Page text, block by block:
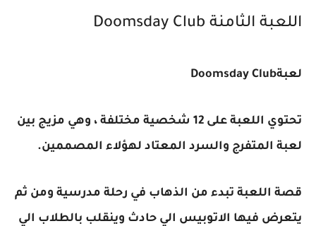
اللعبة الثامنة Doomsday Club
لعبةDoomsday Club
تحتوي اللعبة على 12 شخصية مختلفة ، وهي مزيج بين
لعبة المتفرج والسرد المعتاد لهؤلاء المصممين.
قصة اللعبة تبدء من الذهاب في رحلة مدرسية ومن ثم
يتعرض فيها الاتوبيس الي حادث وينقلب بالطلاب الي